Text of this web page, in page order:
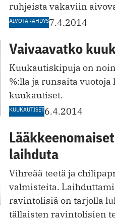
ruhjeista vakaviin
AIVOTÄRÄHDYS7.4.2014
Vaivaavatko
Kuukautiskipuja on
%:lla ja runsaita vuotoja
kuukautiset.
KUUKAUTISET6.4.2014
laihduta
Vihreää teetä ja
valmisteita.
ravintolisiä on tarjolla
tällaisten ravintolisien